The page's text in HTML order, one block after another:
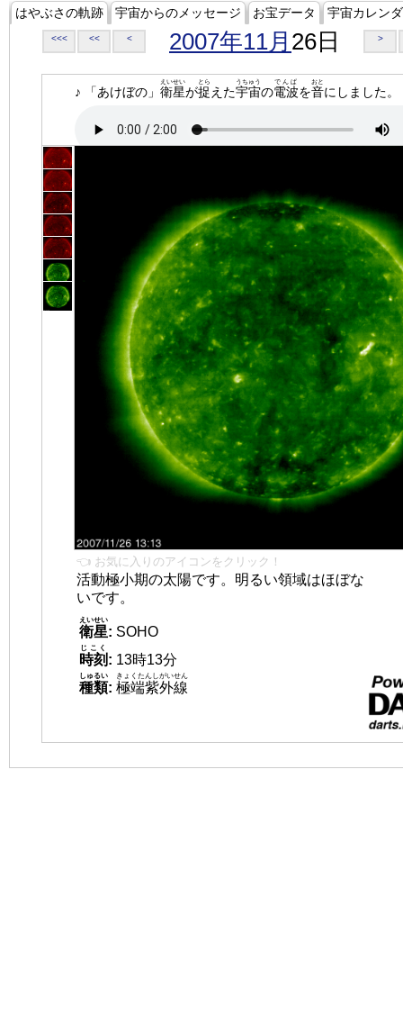
はやぶさの軌跡 宇宙からのメッセージ お宝データ 宇宙カレン
<<< << < 2007年11月 26日 >
♪ 「あけぼの」 衛星
えいせい
が捉
とら
えた宇宙
うちゅう
の電波
でんぱ
を音
おと
にしました。
👈 お気に入りのアイコンをクリック！
活動極小期の太陽です。明るい領域はほぼな
いです。
衛星
えいせい
: SOHO
時刻
じこく
: 13時13分
種類
しゅるい
: 極端紫外線
きょくたんしがいせん